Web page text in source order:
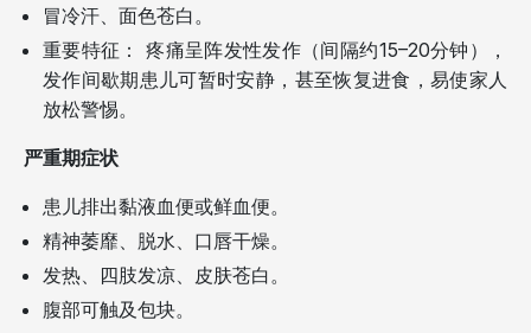
冒冷汗、面色苍白。
重要特征： 疼痛呈阵发性发作（间隔约15–20分钟），
发作间歇期患儿可暂时安静，甚至恢复进食，易使家人
放松警惕。
严重期症状
患儿排出黏液血便或鲜血便。
精神萎靡、脱水、口唇干燥。
发热、四肢发凉、皮肤苍白。
腹部可触及包块。